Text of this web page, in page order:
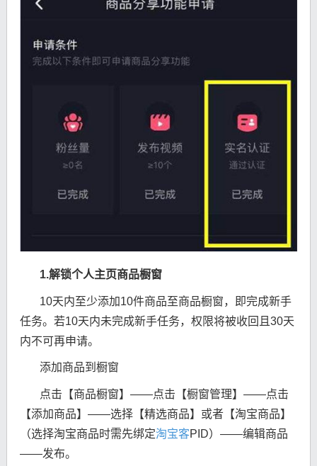
1.解锁个人主页商品橱窗
10天内至少添加10件商品至商品橱窗，即完成新手
任务。若10天内未完成新手任务，权限将被收回且30天
内不可再申请。
添加商品到橱窗
点击【商品橱窗】——点击【橱窗管理】——点击
【添加商品】——选择【精选商品】或者【淘宝商品】
（选择淘宝商品时需先绑定淘宝客PID）——编辑商品
——发布。